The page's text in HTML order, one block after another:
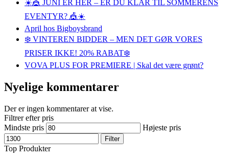
☀️🎪 JUNI ER HER – ER DU KLAR TIL SOMMERENS
EVENTYR? 🎪☀️
April hos Bigboysbrand
❄️ VINTEREN BIDDER – MEN DET GØR VORES
PRISER IKKE! 20% RABAT❄️
VOVA PLUS FOR PREMIERE | Skal det være grønt?
Nyelige kommentarer
Der er ingen kommentarer at vise.
Filtrer efter pris
Mindste pris
Højeste pris
Filter
Top Produkter